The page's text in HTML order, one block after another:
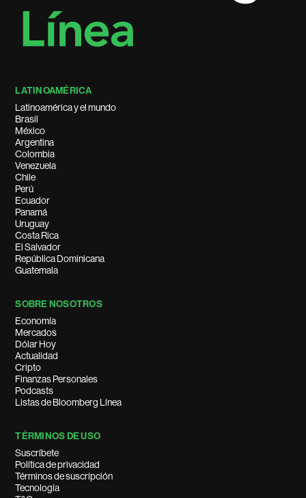
LATINOAMÉRICA
Latinoamérica y el mundo
Brasil
México
Argentina
Colombia
Venezuela
Chile
Perú
Ecuador
Panamá
Uruguay
Costa Rica
El Salvador
República Dominicana
Guatemala
SOBRE NOSOTROS
Economía
Mercados
Dólar Hoy
Actualidad
Cripto
Finanzas Personales
Podcasts
Listas de Bloomberg Línea
TÉRMINOS DE USO
Suscríbete
Política de privacidad
Términos de suscripción
Tecnología